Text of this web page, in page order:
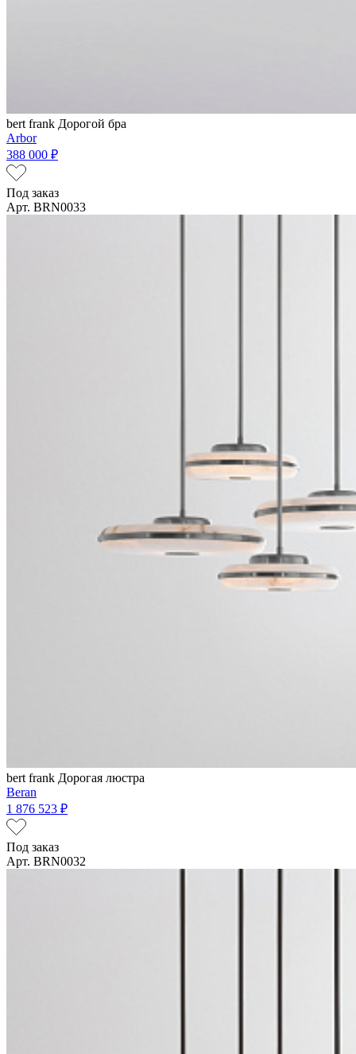
bert frank Дорогой бра
Arbor
388 000 ₽
Под заказ
Арт. BRN0033
bert frank Дорогая люстра
Beran
1 876 523 ₽
Под заказ
Арт. BRN0032